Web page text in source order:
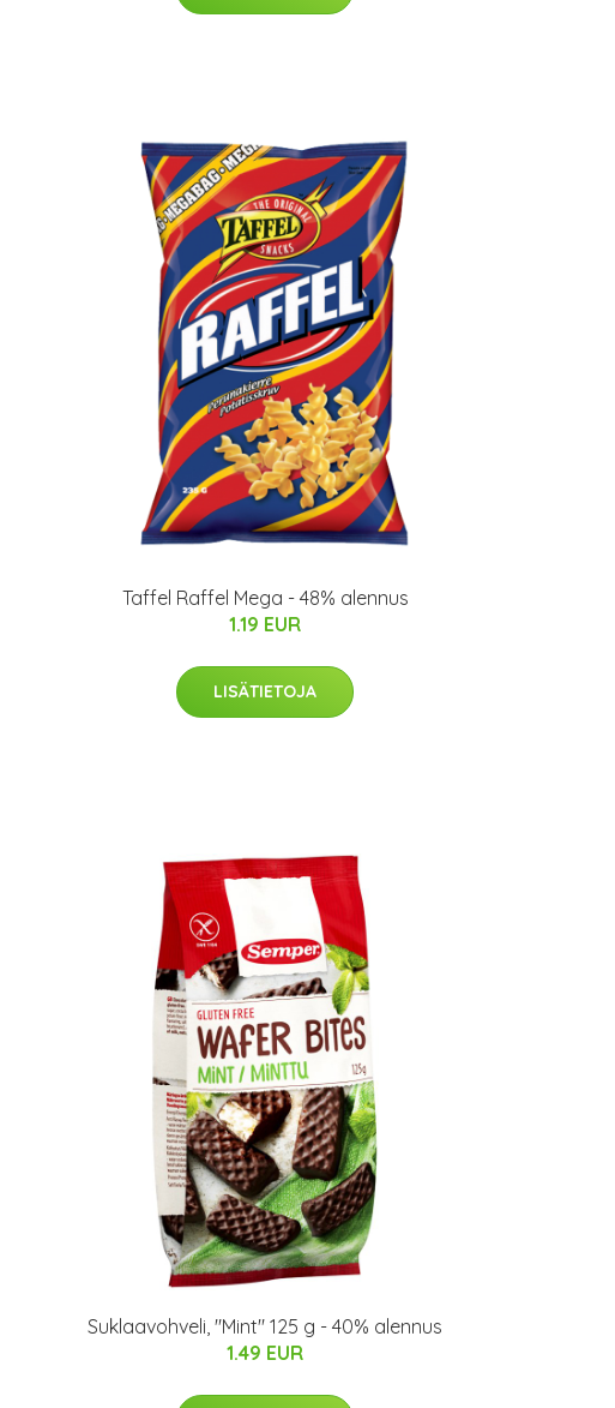
Taffel Raffel Mega - 48% alennus
1.19 EUR
LISÄTIETOJA
Suklaavohveli, "Mint" 125 g - 40% alennus
1.49 EUR